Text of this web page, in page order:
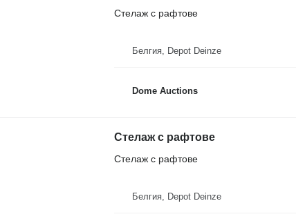
Стелаж с рафтове
Белгия, Depot Deinze
Dome Auctions
Стелаж с рафтове
Стелаж с рафтове
Белгия, Depot Deinze